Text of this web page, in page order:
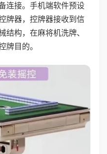
连接。手机端软件预设
牌器，控牌器接收到信
结构，在麻将机洗牌、
牌目的。